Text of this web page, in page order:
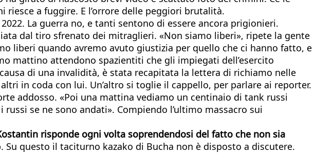
a fuggire. E l’orrore delle peggiori brutalità.
La guerra no, e tanti sentono di essere ancora prigionieri.
dal tiro sfrenato dei mitraglieri. «Non siamo liberi», ripete la gente
liberi quando avremo avuto giustizia per quello che ci hanno fatto, e
mattino attendono spazientiti che gli impiegati dell’esercito
di una invalidità, è stata recapitata la lettera di richiamo nelle
in coda con lui. Un’altro si toglie il cappello, per parlare ai reporter.
addosso. «Poi una mattina vediamo un centinaio di tank russi
se ne sono andati». Compiendo l’ultimo massacro sui
risponde ogni volta soprendendosi del fatto che non sia
Su questo il taciturno kazako di Bucha non è disposto a discutere.